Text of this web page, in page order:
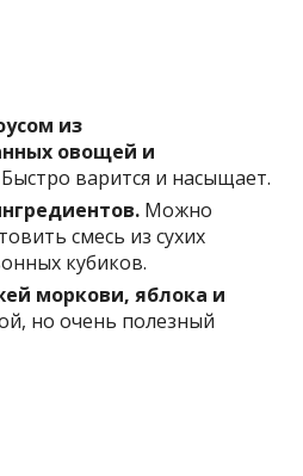
из
овощей и
Быстро варится и насыщает.
Можно
смесь из сухих
кубиков.
моркови, яблока и
но очень полезный